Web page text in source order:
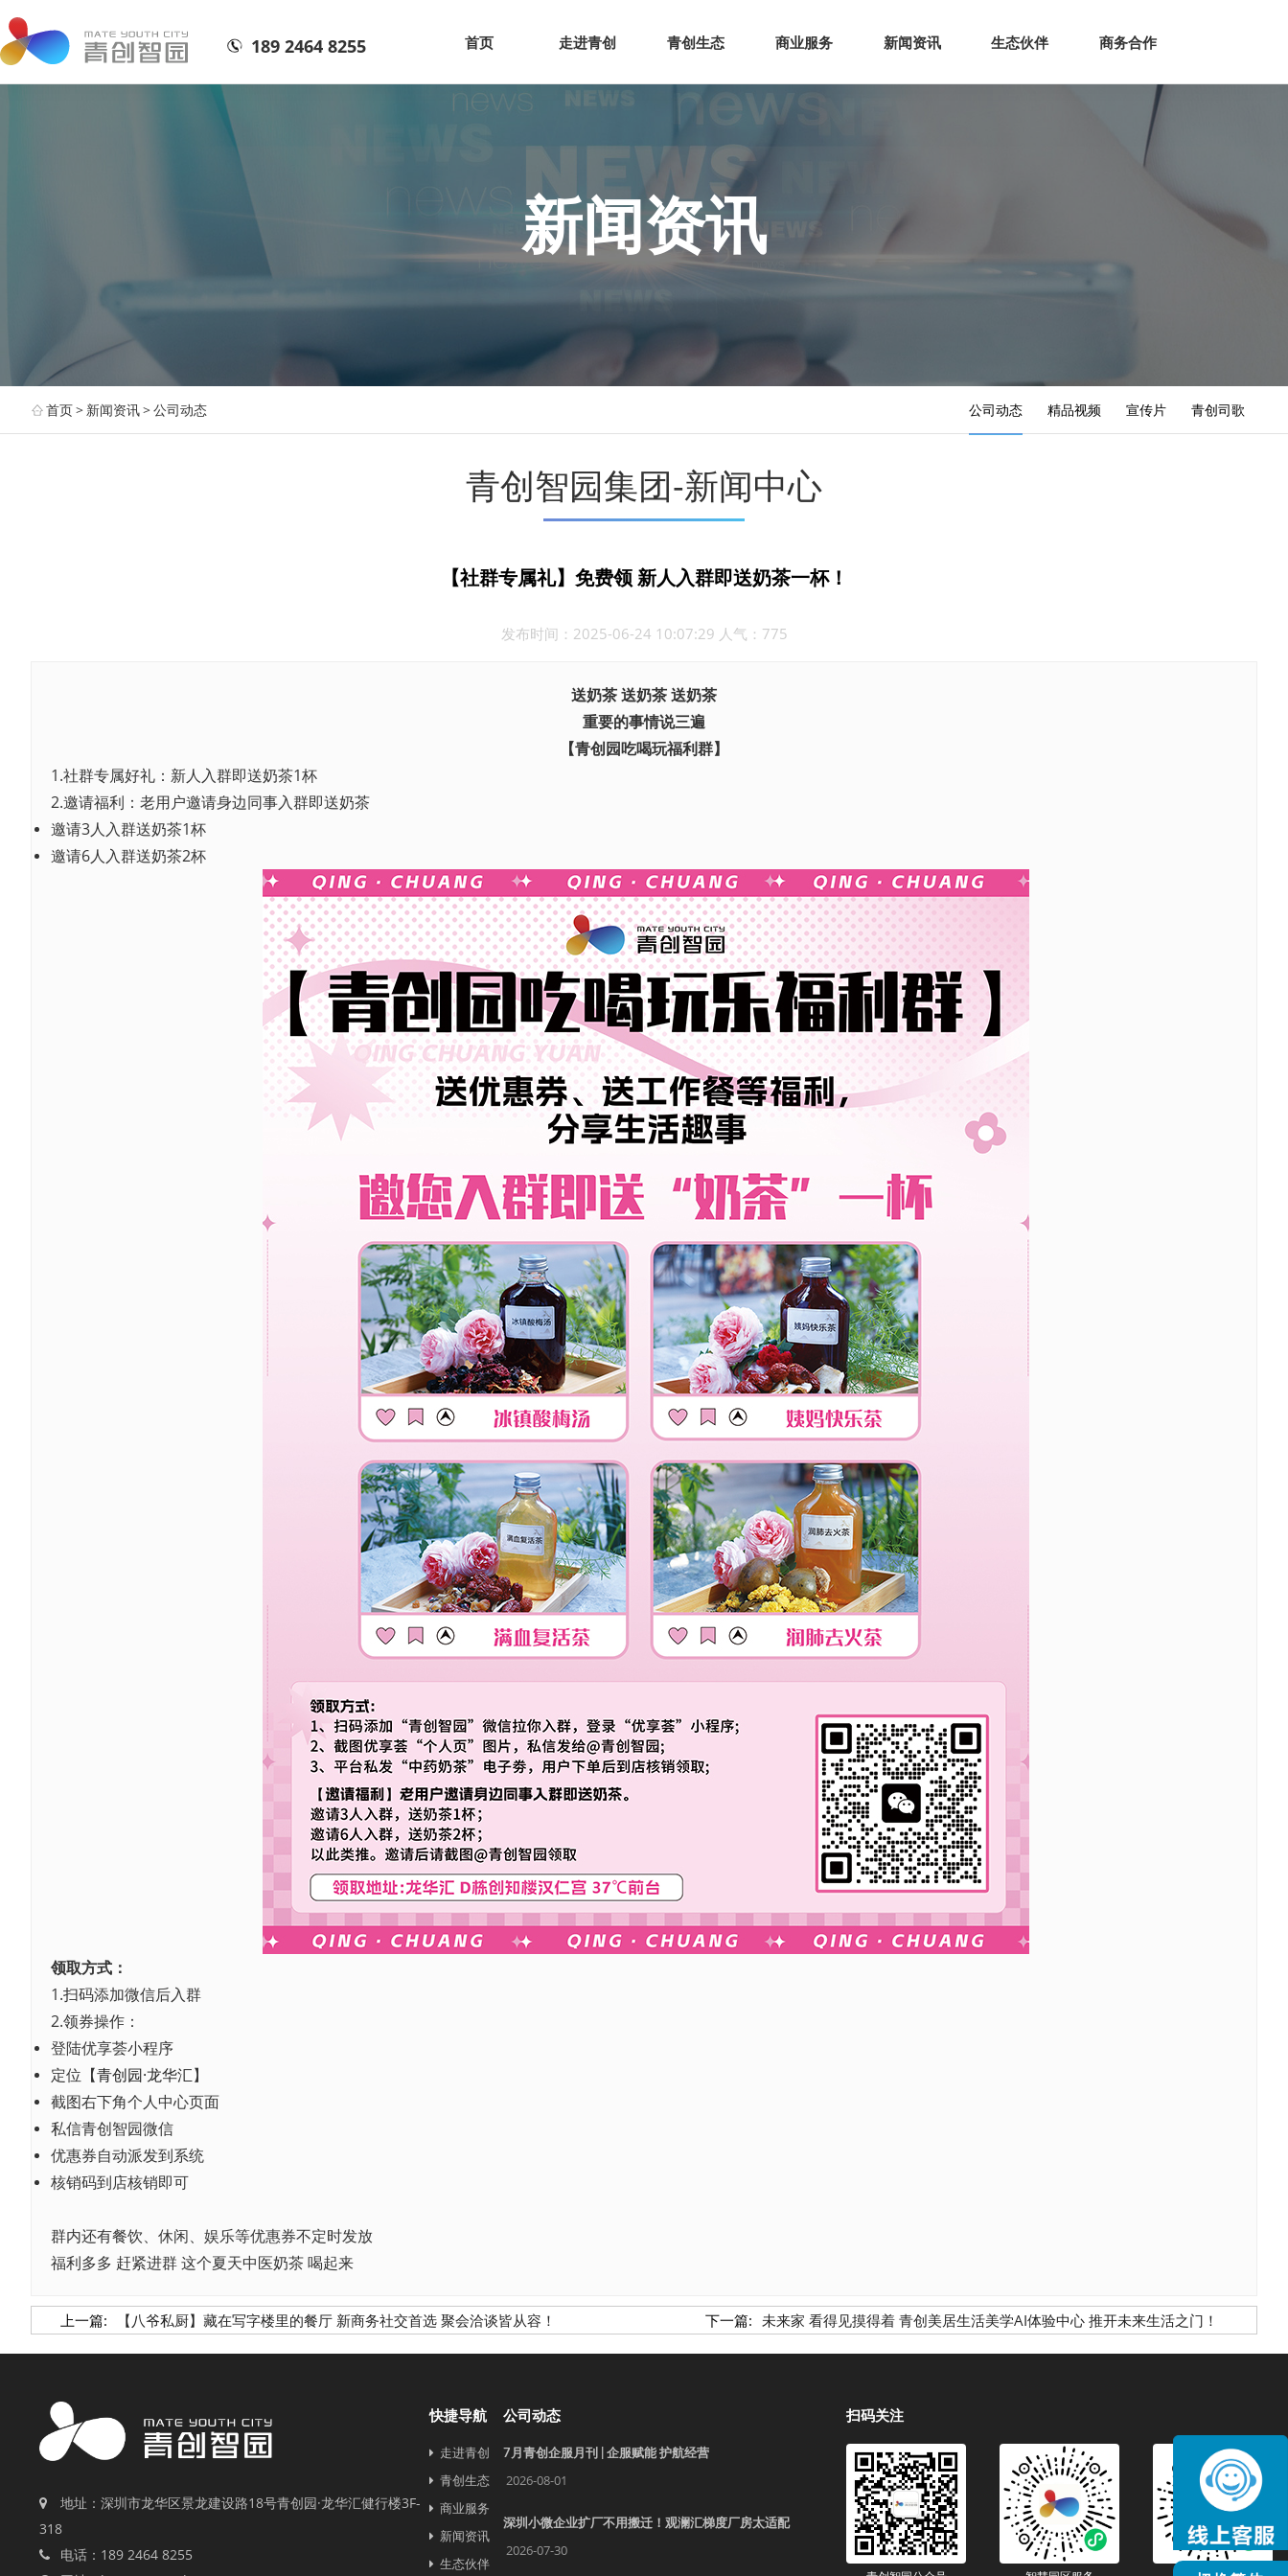
网站首页 走进青创 青创生态 商业服务 新闻资讯 生态伙伴
189 2464 8255 首页 走进青创 青创生态 商业服务 新闻资讯 生态伙伴 商务合作
新闻资讯
首页> 新闻资讯>公司动态 公司动态 精品视频 宣传片 青创司歌
青创智园集团-新闻中心
【社群专属礼】免费领 新人入群即送奶茶一杯！
发布时间：2025-06-24 10:07:29 人气：775
送奶茶 送奶茶 送奶茶
重要的事情说三遍
【青创园吃喝玩福利群】
1.社群专属好礼：新人入群即送奶茶1杯
2.邀请福利：老用户邀请身边同事入群即送奶茶
邀请3人入群送奶茶1杯
邀请6人入群送奶茶2杯
领取方式：
1.扫码添加微信后入群
2.领券操作：
登陆优享荟小程序
定位【青创园·龙华汇】
截图右下角个人中心页面
私信青创智园微信
优惠券自动派发到系统
核销码到店核销即可
群内还有餐饮、休闲、娱乐等优惠券不定时发放
福利多多 赶紧进群 这个夏天中医奶茶 喝起来
上一篇: 【八爷私厨】藏在写字楼里的餐厅 新商务社交首选 聚会洽谈皆从容！ 下一篇: 未来家 看得见摸得着 青创美居生活美学AI体验中心 推开未来生活之门！
地址：深圳市龙华区景龙建设路18号青创园·龙华汇健行楼3F-
318
电话：189 2464 8255
快捷导航
走进青创
青创生态
商业服务
新闻资讯
生态伙伴
公司动态
7月青创企服月刊 | 企服赋能 护航经营
2026-08-01
深圳小微企业扩厂不用搬迁！观澜汇梯度厂房太适配
2026-07-30
扫码关注